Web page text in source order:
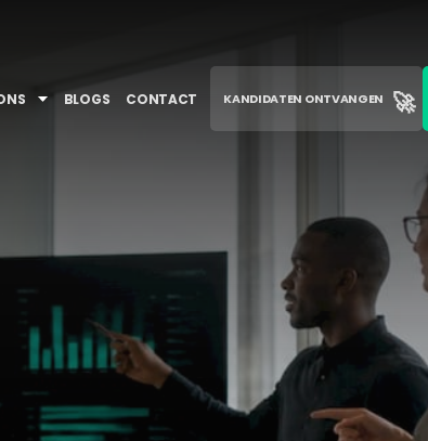
BLOGS CONTACT KANDIDATEN ONTVANGEN 🚀